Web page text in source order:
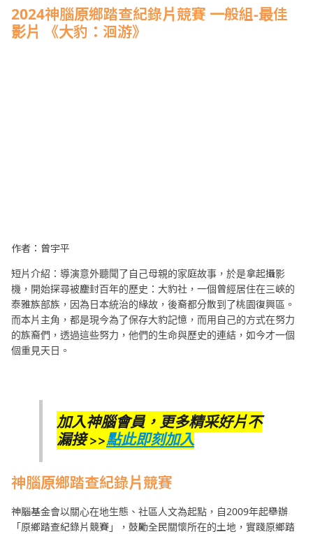
2024神腦原鄉踏查紀錄片競賽 一般組-最佳
影片
《大豹：洄游》
作者：曾宇平
短片介紹：導演意外聽聞了自己母親的家庭故事，於是拿起攝影
機，開始探尋被塵封百年的歷史：大豹社，一個曾經居住在三峽的
泰雅族部族，因為日本統治的緣故，後裔都分散到了桃園復興區。
而本片主角，都是現今為了保存大豹記憶，而用自己的方式在努力
的族裔們，透過這些努力，他們的生命與歷史的連結，如今才一個
個重見天日。
加入神腦會員，更多精采好片不
漏接 >>點此即刻加入
神腦原鄉踏查紀錄片競賽
神腦基金會以關心在地生態、社區人文為起點，自2009年起舉辦
「原鄉踏查紀錄片競賽」，鼓勵全民關懷所在的土地，實踐原鄉踏